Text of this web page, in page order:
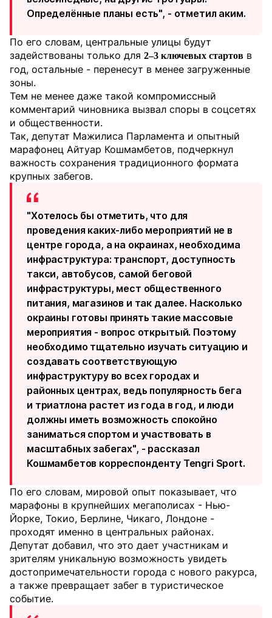
Определённые планы есть", - отметил аким.
По его словам, центральные улицы будут
задействованы только для 2–3 ключевых стартов в
год, остальные - перенесут в менее загруженные
зоны.
Тем не менее даже такой компромиссный
комментарий чиновника вызвал споры в соцсетях
и общественности.
Так, депутат Мажилиса Парламента и опытный
марафонец Айтуар Кошмамбетов, подчеркнул
важность сохранения традиционного формата
крупных забегов.
"Хотелось бы отметить, что для
проведения каких-либо мероприятий не в
центре города, а на окраинах, необходима
инфраструктура: транспорт, доступность
такси, автобусов, самой беговой
инфраструктуры, мест общественного
питания, магазинов и так далее. Насколько
окраины готовы принять такие массовые
мероприятия - вопрос открытый. Поэтому
необходимо тщательно изучать ситуацию и
создавать соответствующую
инфраструктуру во всех городах и
районных центрах, ведь популярность бега
и триатлона растет из года в год, и люди
должны иметь возможность спокойно
заниматься спортом и участвовать в
масштабных забегах", - рассказал
Кошмамбетов корреспонденту Tengri Sport.
По его словам, мировой опыт показывает, что
марафоны в крупнейших мегаполисах - Нью-
Йорке, Токио, Берлине, Чикаго, Лондоне -
проходят именно в центральных районах.
Депутат добавил, что это дает участникам и
зрителям уникальную возможность увидеть
достопримечательности города с нового ракурса,
а также превращает забег в туристическое
событие.